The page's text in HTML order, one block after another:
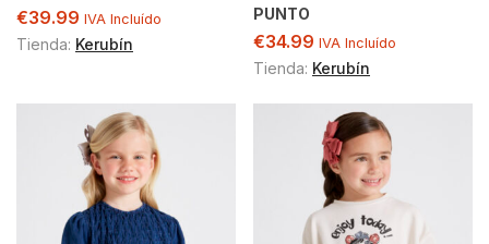
€39.99 IVA Incluído
Tienda: Kerubín
PUNTO
€34.99 IVA Incluído
Tienda: Kerubín